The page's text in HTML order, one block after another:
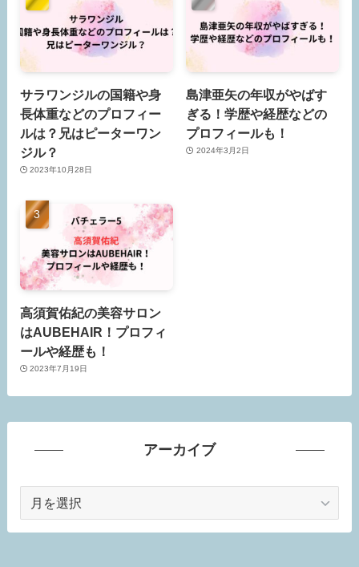
サラワンジルの国籍や身
長体重などのプロフィー
ルは？兄はピーターワン
ジル？
2023年10月28日
島津亜矢の年収がやばす
ぎる！学歴や経歴などの
プロフィールも！
2024年3月2日
高須賀佑紀の美容サロン
はAUBEHAIR！プロフィ
ールや経歴も！
2023年7月19日
アーカイブ
カ